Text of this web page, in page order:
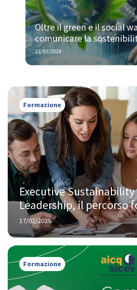
Oltre il green e il social
comunicare la
efficacia. Il corso di
22/02/2024
Formazione
Executive
Leadership, il percorso
Politecnico di Milano
17/02/2025
Formazione